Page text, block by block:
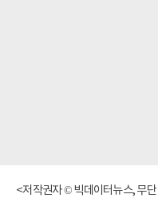
<저작권자 © 빅데이터뉴스, 무